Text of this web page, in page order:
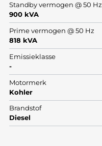
Standby vermogen @ 50 Hz
900 kVA
Prime vermogen @ 50 Hz
818 kVA
Emissieklasse
-
Motormerk
Kohler
Brandstof
Diesel